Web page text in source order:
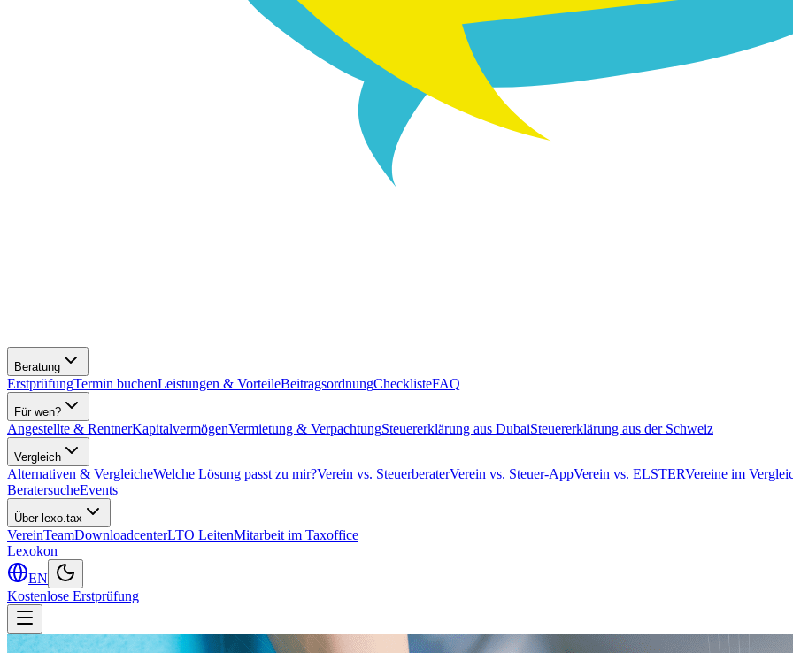
Beratung
ErstprüfungTermin buchenLeistungen & VorteileBeitragsordnungChecklisteFAQ
Für wen?
Angestellte & RentnerKapitalvermögenVermietung & VerpachtungSteuererklärung aus DubaiSteuererklärung aus der Schweiz
Vergleich
Alternativen & VergleicheWelche Lösung passt zu mir?Verein vs. SteuerberaterVerein vs. Steuer-AppVerein vs. ELSTERVereine im
BeratersucheEvents
Über lexo.tax
VereinTeamDownloadcenterLTO LeitenMitarbeit im Taxoffice
Lexokon
EN
Kostenlose Erstprüfung